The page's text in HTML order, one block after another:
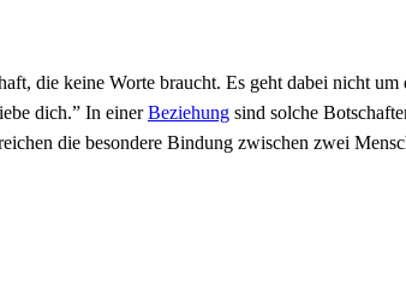
die keine Worte braucht. Es geht dabei nicht um
dich.” In einerBeziehung sind solche
die besondere Bindung zwischen zwei